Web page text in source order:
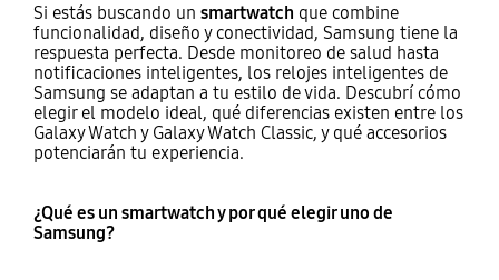
Si estás buscando un smartwatch que combine
funcionalidad, diseño y conectividad, Samsung tiene la
respuesta perfecta. Desde monitoreo de salud hasta
notificaciones inteligentes, los relojes inteligentes de
Samsung se adaptan a tu estilo de vida. Descubrí cómo
elegir el modelo ideal, qué diferencias existen entre los
Galaxy Watch y Galaxy Watch Classic, y qué accesorios
potenciarán tu experiencia.
¿Qué es un smartwatch y por qué elegir uno de
Samsung?